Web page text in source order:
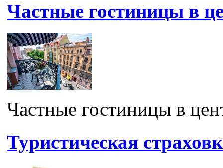
Частные гостиницы в
Частные гостиницы в
Туристическая